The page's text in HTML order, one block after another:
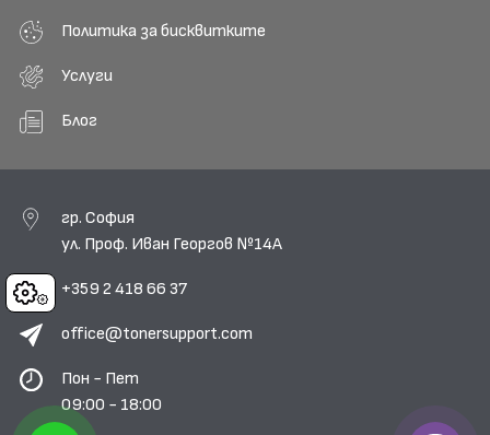
Cookies
Политика за бисквитките
Услуги
Блог
гр. София
ул. Проф. Иван Георгов №14А
+359 2 418 66 37
office@tonersupport.com
Пон - Пет
09:00 - 18:00